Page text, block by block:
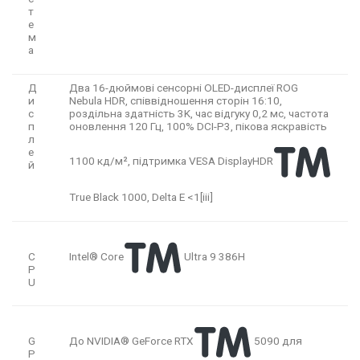
т
е
м
а
Д
и
с
п
л
е
й
Два 16-дюймові сенсорні OLED-дисплеї ROG
Nebula HDR, співвідношення сторін 16:10,
роздільна здатність 3K, час відгуку 0,2 мс, частота
оновлення 120 Гц, 100% DCI-P3, пікова яскравість
1100 кд/м², підтримка VESA DisplayHDR
True Black 1000, Delta E <1[iii]
C
P
U
Intel® Core Ultra 9 386H
G
P
До NVIDIA® GeForce RTX 5090 для